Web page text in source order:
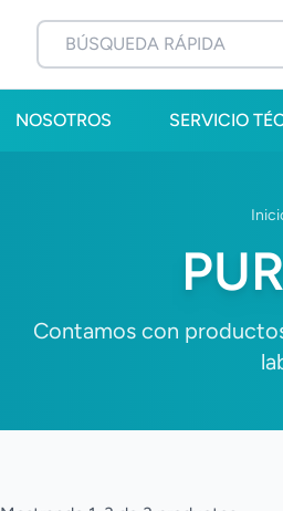
NOSOTROS SERVICIO
Contamos con